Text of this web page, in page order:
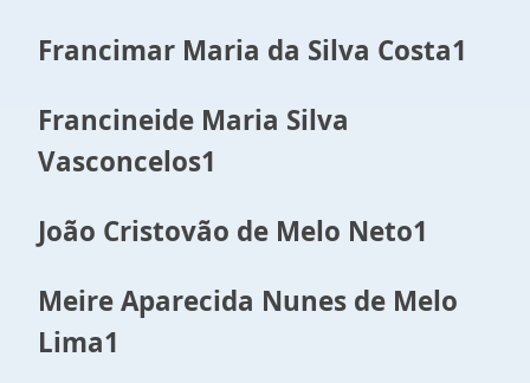
Francimar Maria da Silva Costa1
Francineide Maria Silva
Vasconcelos1
João Cristovão de Melo Neto1
Meire Aparecida Nunes de Melo
Lima1